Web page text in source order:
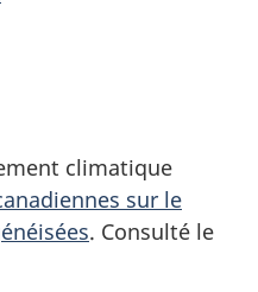
climatique
sur le
. Consulté le